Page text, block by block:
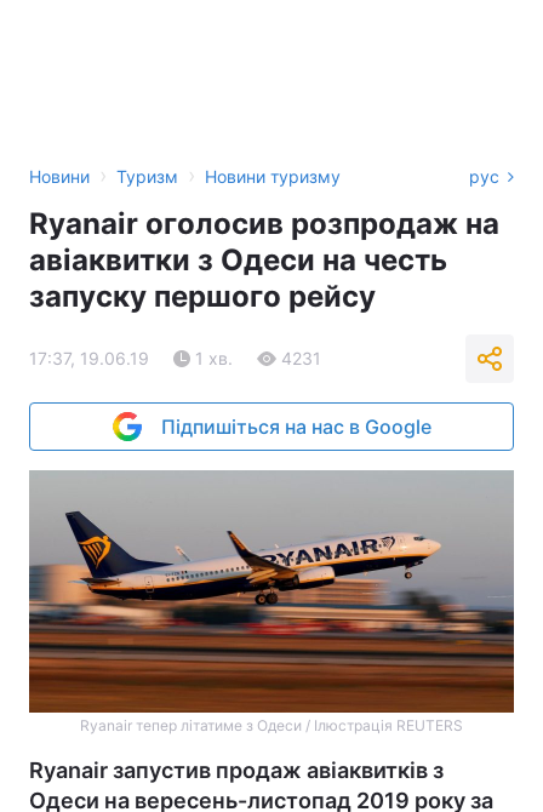
Новини › Туризм › Новини туризму рус
Ryanair оголосив розпродаж на
авіаквитки з Одеси на честь
запуску першого рейсу
17:37, 19.06.19 1 хв. 4231
Підпишіться на нас в Google
Ryanair тепер літатиме з Одеси / Ілюстрація REUTERS
Ryanair запустив продаж авіаквитків з
Одеси на вересень-листопад 2019 року за